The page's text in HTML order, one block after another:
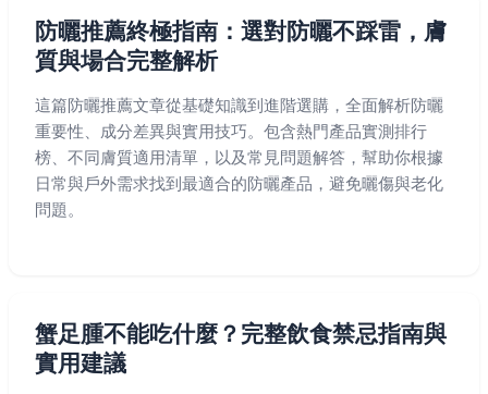
防曬推薦終極指南：選對防曬不踩雷，膚
質與場合完整解析
這篇防曬推薦文章從基礎知識到進階選購，全面解析防曬
重要性、成分差異與實用技巧。包含熱門產品實測排行
榜、不同膚質適用清單，以及常見問題解答，幫助你根據
日常與戶外需求找到最適合的防曬產品，避免曬傷與老化
問題。
蟹足腫不能吃什麼？完整飲食禁忌指南與
實用建議